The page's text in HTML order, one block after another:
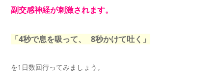
副交感神経が刺激されます。
「4秒で息を吸って、 8秒かけて吐く」
を1日数回行ってみましょう。